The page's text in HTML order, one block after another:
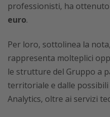
professionisti, ha
euro.
Per loro, sottolinea la
rappresenta molteplici
le strutture del Gruppo a
territoriale e dalle possibili
Analytics, oltre ai servizi